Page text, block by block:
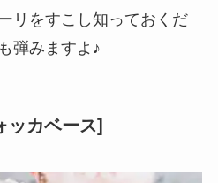
リをすこし知っておくだ
弾みますよ♪
ッカベース]